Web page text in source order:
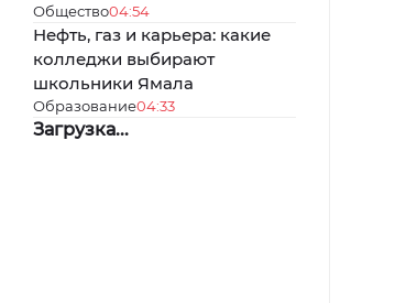
Общество04:54
Нефть, газ и карьера: какие
колледжи выбирают
школьники Ямала
Образование04:33
Загрузка...